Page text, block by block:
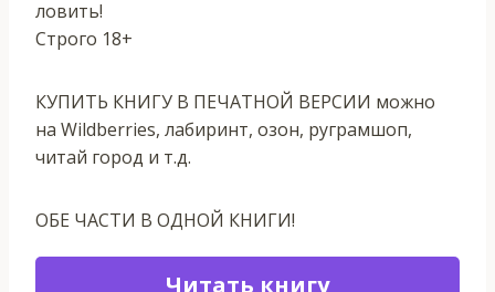
ловить!
Строго 18+
КУПИТЬ КНИГУ В ПЕЧАТНОЙ ВЕРСИИ можно
на Wildberries, лабиринт, озон, руграмшоп,
читай город и т.д.
ОБЕ ЧАСТИ В ОДНОЙ КНИГИ!
Читать книгу